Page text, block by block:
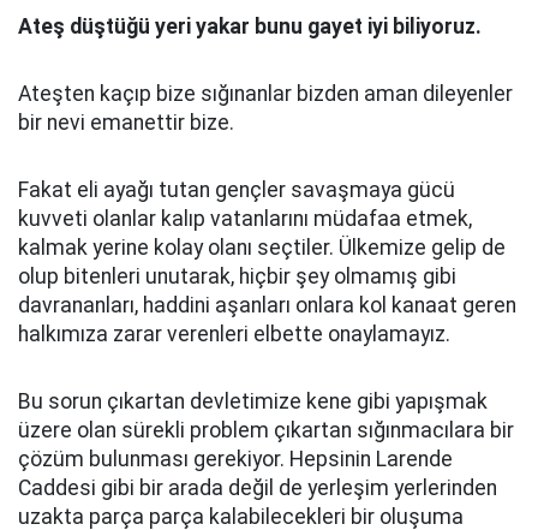
Ateş düştüğü yeri yakar bunu gayet iyi biliyoruz.
Ateşten kaçıp bize sığınanlar bizden aman dileyenler
bir nevi emanettir bize.
Fakat eli ayağı tutan gençler savaşmaya gücü
kuvveti olanlar kalıp vatanlarını müdafaa etmek,
kalmak yerine kolay olanı seçtiler. Ülkemize gelip de
olup bitenleri unutarak, hiçbir şey olmamış gibi
davrananları, haddini aşanları onlara kol kanaat geren
halkımıza zarar verenleri elbette onaylamayız.
Bu sorun çıkartan devletimize kene gibi yapışmak
üzere olan sürekli problem çıkartan sığınmacılara bir
çözüm bulunması gerekiyor. Hepsinin Larende
Caddesi gibi bir arada değil de yerleşim yerlerinden
uzakta parça parça kalabilecekleri bir oluşuma